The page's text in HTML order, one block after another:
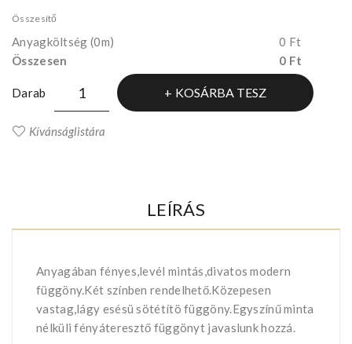
Összesítő
Anyagköltség (0m)
0 Ft
Összesen
0 Ft
Darab KOSÁRBA TESZ
Kívánságlistára
LEÍRÁS
Anyagában fényes,levél mintás,divatos modern
függöny.Két színben rendelhető.Közepesen
vastag,lágy esésü sötétítö függöny.Egyszínű minta
nélküli fényáteresztő függönyt javaslunk hozzá.